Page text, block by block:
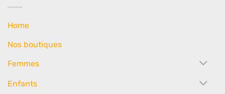
Home
Nos boutiques
Femmes
Enfants